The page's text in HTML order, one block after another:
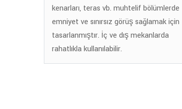
kenarları, teras vb. muhtelif bölümlerde
emniyet ve sınırsız görüş sağlamak için
tasarlanmıştır. İç ve dış mekanlarda
rahatlıkla kullanılabilir.